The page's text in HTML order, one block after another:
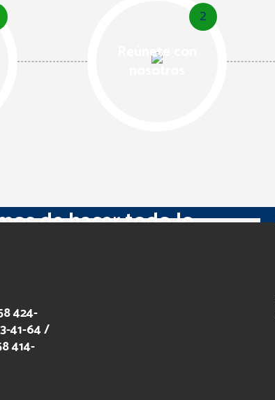
2
Reúnete con
nosotros
de hacer todo lo
424-
41-64 /
414-